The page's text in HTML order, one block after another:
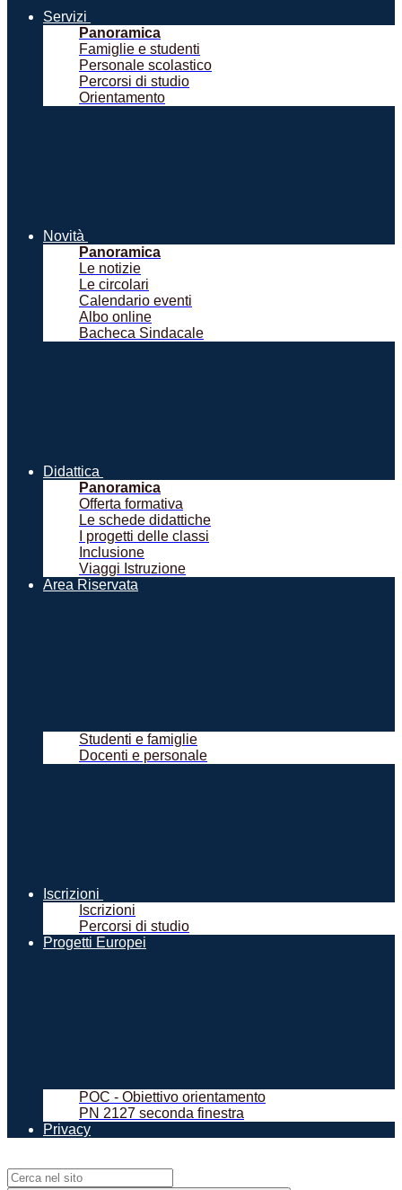
Servizi
Panoramica
Famiglie e studenti
Personale scolastico
Percorsi di studio
Orientamento
Novità
Panoramica
Le notizie
Le circolari
Calendario eventi
Albo online
Bacheca Sindacale
Didattica
Panoramica
Offerta formativa
Le schede didattiche
I progetti delle classi
Inclusione
Viaggi Istruzione
Area Riservata
Studenti e famiglie
Docenti e personale
Iscrizioni
Iscrizioni
Percorsi di studio
Progetti Europei
POC - Obiettivo orientamento
PN 2127 seconda finestra
Privacy